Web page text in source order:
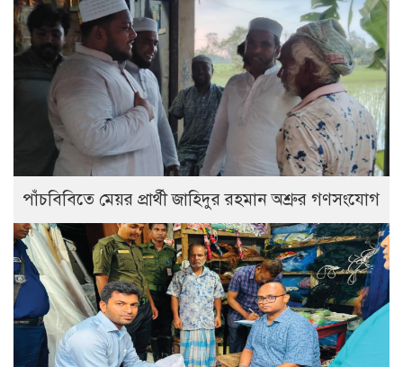
পাঁচবিবিতে মেয়র প্রার্থী জাহিদুর রহমান অশ্রুর গণসংযোগ